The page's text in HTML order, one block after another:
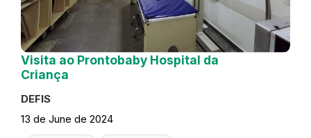
Visita ao Prontobaby Hospital da
Criança
DEFIS
13 de June de 2024